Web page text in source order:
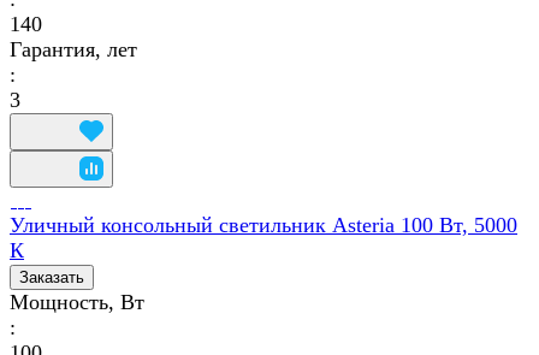
140
Гарантия, лет
:
3
Уличный консольный светильник Asteria 100 Вт, 5000
К
Заказать
Мощность, Вт
: